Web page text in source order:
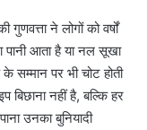
ने लोगों को वर्षों
आता है या नल सूखा
सम्मान पर भी चोट होती
बिछाना नहीं है, बल्कि हर
उनका बुनियादी